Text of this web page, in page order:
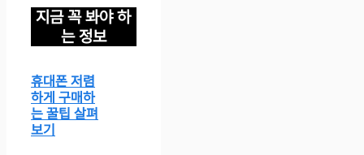
지금 꼭 봐야 하
는 정보
휴대폰 저렴
하게 구매하
는 꿀팁 살펴
보기